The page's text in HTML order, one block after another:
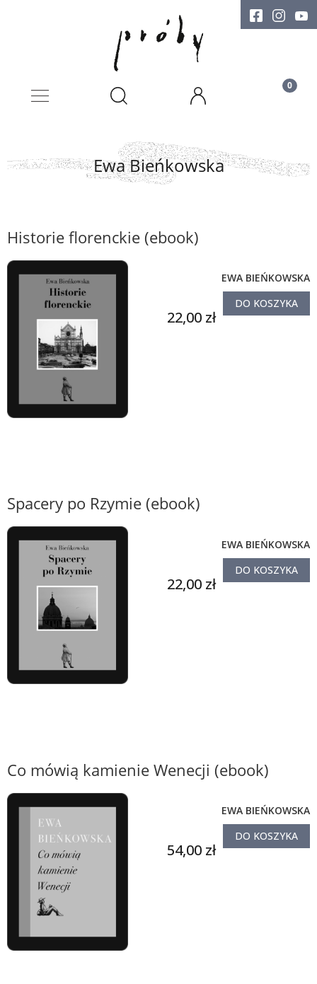
Ewa Bieńkowska
Historie florenckie (ebook)
EWA BIEŃKOWSKA
22,00 zł
DO KOSZYKA
Spacery po Rzymie (ebook)
EWA BIEŃKOWSKA
22,00 zł
DO KOSZYKA
Co mówią kamienie Wenecji (ebook)
EWA BIEŃKOWSKA
54,00 zł
DO KOSZYKA